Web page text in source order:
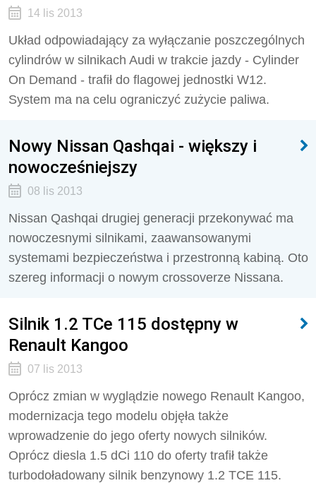
14 lis 2013
Układ odpowiadający za wyłączanie poszczególnych
cylindrów w silnikach Audi w trakcie jazdy - Cylinder
On Demand - trafił do flagowej jednostki W12.
System ma na celu ograniczyć zużycie paliwa.
Nowy Nissan Qashqai - większy i
nowocześniejszy
08 lis 2013
Nissan Qashqai drugiej generacji przekonywać ma
nowoczesnymi silnikami, zaawansowanymi
systemami bezpieczeństwa i przestronną kabiną. Oto
szereg informacji o nowym crossoverze Nissana.
Silnik 1.2 TCe 115 dostępny w
Renault Kangoo
07 lis 2013
Oprócz zmian w wyglądzie nowego Renault Kangoo,
modernizacja tego modelu objęła także
wprowadzenie do jego oferty nowych silników.
Oprócz diesla 1.5 dCi 110 do oferty trafił także
turbodoładowany silnik benzynowy 1.2 TCE 115.